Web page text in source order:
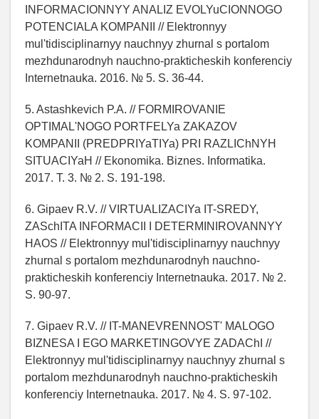
INFORMACIONNYY ANALIZ EVOLYuCIONNOGO
POTENCIALA KOMPANII // Elektronnyy
mul'tidisciplinarnyy nauchnyy zhurnal s portalom
mezhdunarodnyh nauchno-prakticheskih konferenciy
Internetnauka. 2016. № 5. S. 36-44.
5. Astashkevich P.A. // FORMIROVANIE
OPTIMAL'NOGO PORTFELYa ZAKAZOV
KOMPANII (PREDPRIYaTIYa) PRI RAZLIChNYH
SITUACIYaH // Ekonomika. Biznes. Informatika.
2017. T. 3. № 2. S. 191-198.
6. Gipaev R.V. // VIRTUALIZACIYa IT-SREDY,
ZASchITA INFORMACII I DETERMINIROVANNYY
HAOS // Elektronnyy mul'tidisciplinarnyy nauchnyy
zhurnal s portalom mezhdunarodnyh nauchno-
prakticheskih konferenciy Internetnauka. 2017. № 2.
S. 90-97.
7. Gipaev R.V. // IT-MANEVRENNOST' MALOGO
BIZNESA I EGO MARKETINGOVYE ZADAChI //
Elektronnyy mul'tidisciplinarnyy nauchnyy zhurnal s
portalom mezhdunarodnyh nauchno-prakticheskih
konferenciy Internetnauka. 2017. № 4. S. 97-102.